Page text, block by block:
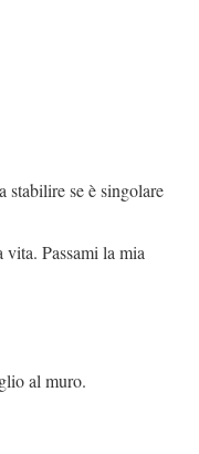
stabilire se è singolare
Passami la mia
al muro.